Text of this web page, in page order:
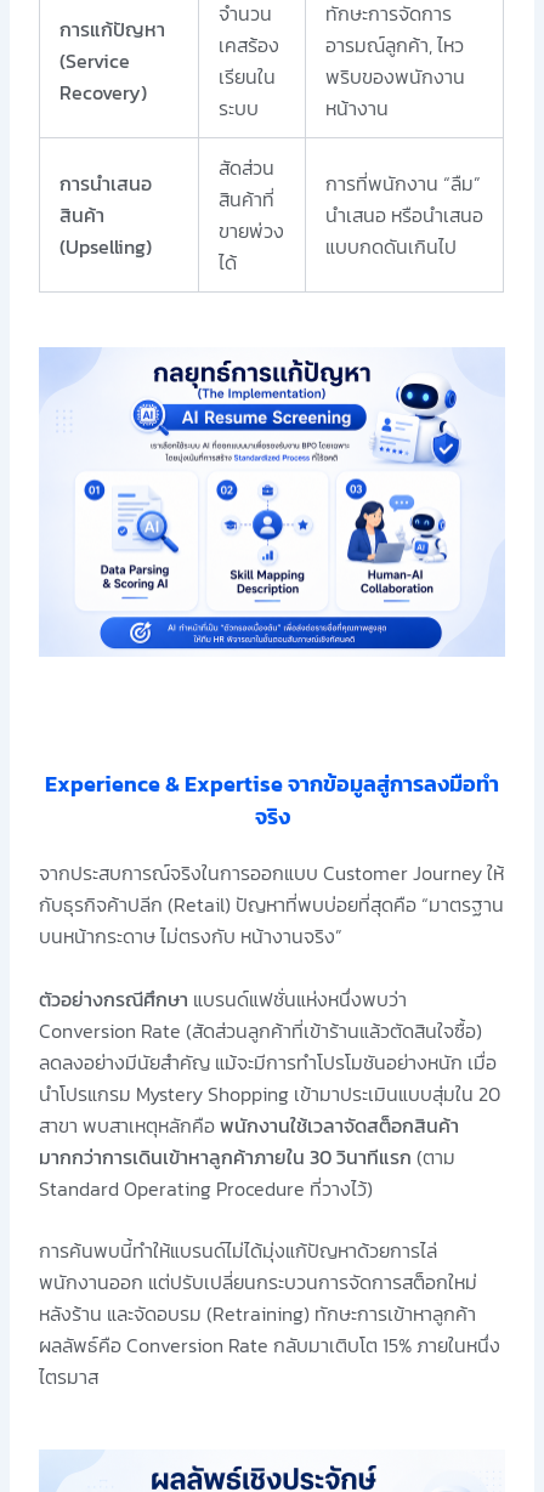
การแก้ปัญหา
(Service
Recovery)
จำนวน
เคสร้อง
เรียนใน
ระบบ
ทักษะการจัดการ
อารมณ์ลูกค้า, ไหว
พริบของพนักงาน
หน้างาน
การนำเสนอ
สินค้า
(Upselling)
สัดส่วน
สินค้าที่
ขายพ่วง
ได้
การที่พนักงาน “ลืม”
นำเสนอ หรือนำเสนอ
แบบกดดันเกินไป
Experience & Expertise จากข้อมูลสู่การลงมือทำ
จริง
จากประสบการณ์จริงในการออกแบบ Customer Journey ให้
กับธุรกิจค้าปลีก (Retail) ปัญหาที่พบบ่อยที่สุดคือ “มาตรฐาน
บนหน้ากระดาษ ไม่ตรงกับ หน้างานจริง”
ตัวอย่างกรณีศึกษา แบรนด์แฟชั่นแห่งหนึ่งพบว่า
Conversion Rate (สัดส่วนลูกค้าที่เข้าร้านแล้วตัดสินใจซื้อ)
ลดลงอย่างมีนัยสำคัญ แม้จะมีการทำโปรโมชันอย่างหนัก เมื่อ
นำโปรแกรม Mystery Shopping เข้ามาประเมินแบบสุ่มใน 20
สาขา พบสาเหตุหลักคือพนักงานใช้เวลาจัดสต็อกสินค้า
มากกว่าการเดินเข้าหาลูกค้าภายใน 30 วินาทีแรก (ตาม
Standard Operating Procedure ที่วางไว้)
การค้นพบนี้ทำให้แบรนด์ไม่ได้มุ่งแก้ปัญหาด้วยการไล่
พนักงานออก แต่ปรับเปลี่ยนกระบวนการจัดการสต็อกใหม่
หลังร้าน และจัดอบรม (Retraining) ทักษะการเข้าหาลูกค้า
ผลลัพธ์คือ Conversion Rate กลับมาเติบโต 15% ภายในหนึ่ง
ไตรมาส